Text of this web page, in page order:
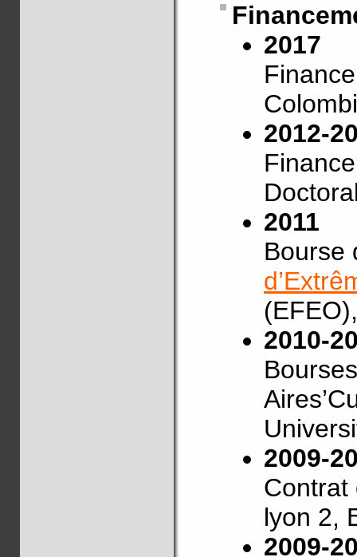
2017
2012-
2011
Bourse
2010-
2009-
Contrat
lyon 2,
2009-